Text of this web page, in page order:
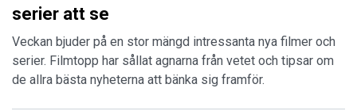
serier att se
Veckan bjuder på en stor mängd intressanta nya filmer och
serier. Filmtopp har sållat agnarna från vetet och tipsar om
de allra bästa nyheterna att bänka sig framför.